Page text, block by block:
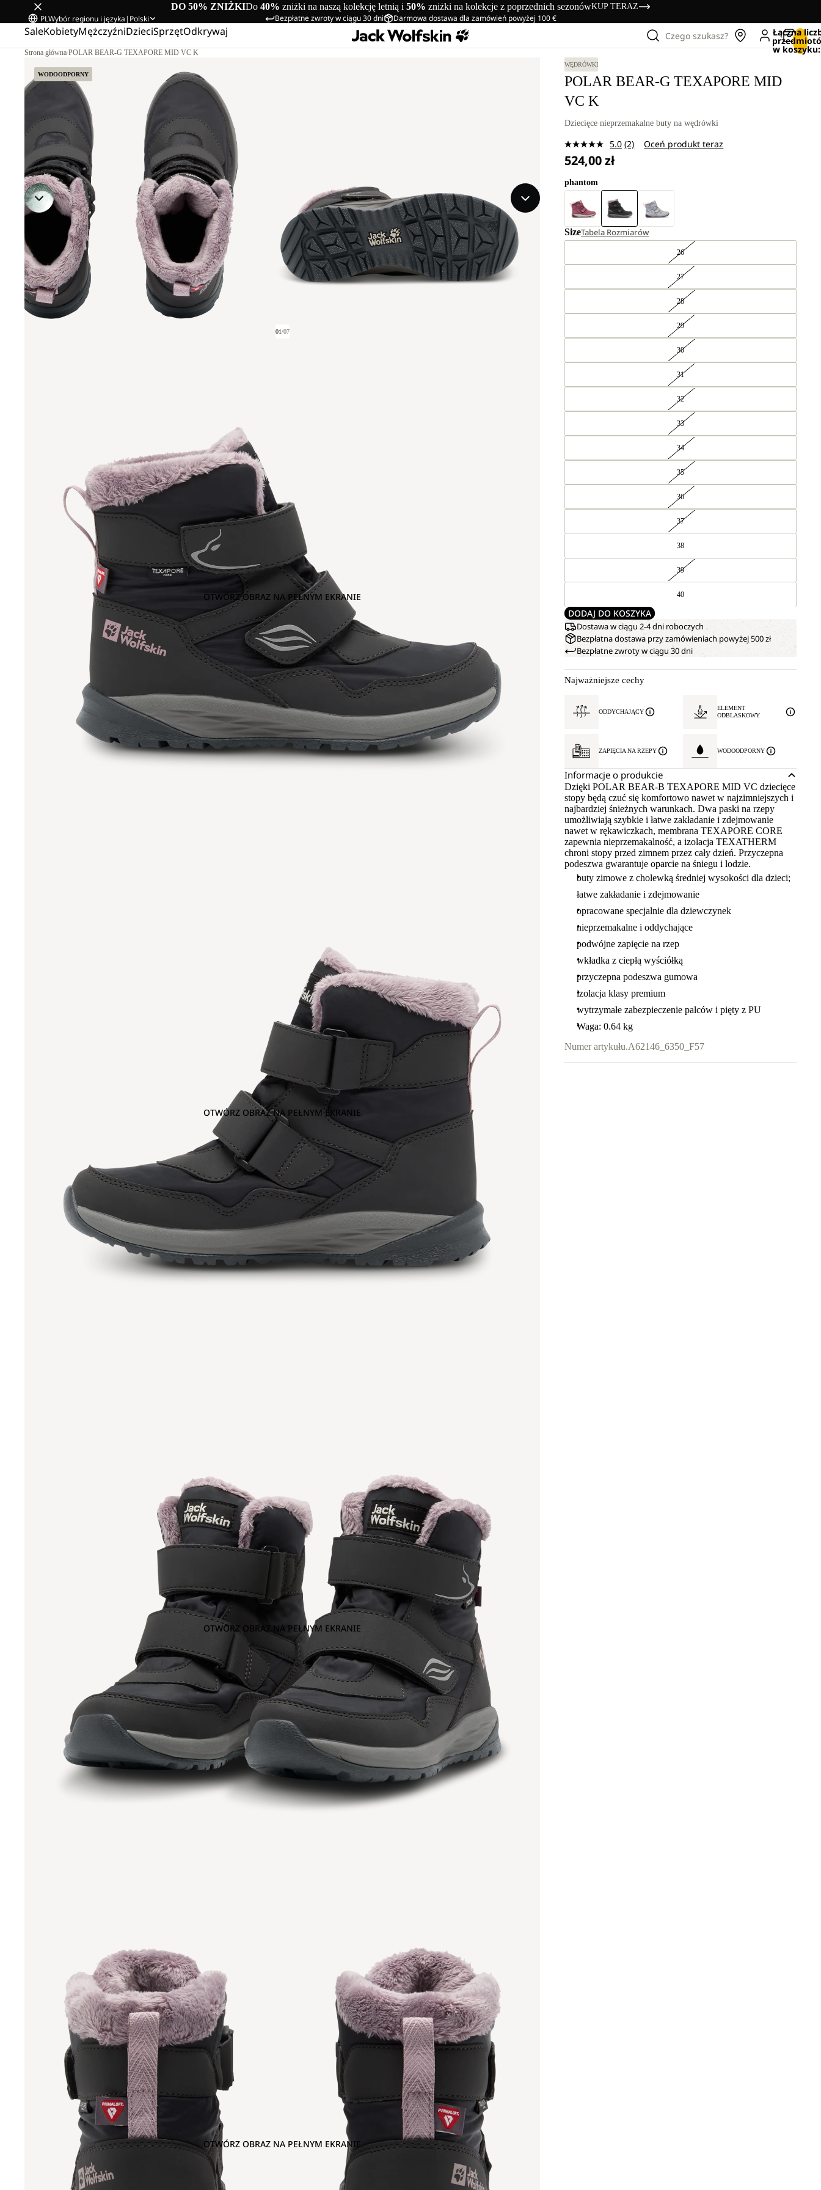
DO 50% ZNIŻKIDo 40% zniżki na naszą kolekcję letnią i 50% zniżki na kolekcje z poprzednich sezonówKUP TERAZ
Bezpłatne zwroty w ciągu 30 dni Darmowa dostawa dla zamówień powyżej 100 €
PLWybór regionu i języka| Polski
SaleKobietyMężczyźniDzieciSprzętOdkrywaj Czego szukasz? Łączna
w
Strona główna/POLAR BEAR-G TEXAPORE MID VC K
WODOODPORNY
01/07
OTWÓRZ OBRAZ NA PEŁNYM EKRANIE
OTWÓRZ OBRAZ NA PEŁNYM EKRANIE
OTWÓRZ OBRAZ NA PEŁNYM EKRANIE
OTWÓRZ OBRAZ NA PEŁNYM EKRANIE
WĘDRÓWKI
POLAR BEAR-G TEXAPORE MID
VC K
Dziecięce nieprzemakalne buty na wędrówki
5.0 Czytaj
do
samej
strony.
(2) Oceń produkt teraz
524,00 zł
phantom
SizeTabela Rozmiarów
26
27
28
29
30
31
32
33
34
35
36
37
38
39
40
DODAJ DO KOSZYKA
Dostawa w ciągu 2-4 dni roboczych
Bezpłatna dostawa przy zamówieniach powyżej 500 zł
Bezpłatne zwroty w ciągu 30 dni
Najważniejsze cechy
ODDYCHAJĄCY
ELEMENT
ODBLASKOWY
ZAPIĘCIA NA RZEPY WODOODPORNY
Informacje o produkcie
Dzięki POLAR BEAR-B TEXAPORE MID VC dziecięce
stopy będą czuć się komfortowo nawet w najzimniejszych i
najbardziej śnieżnych warunkach. Dwa paski na rzepy
umożliwiają szybkie i łatwe zakładanie i zdejmowanie
nawet w rękawiczkach, membrana TEXAPORE CORE
zapewnia nieprzemakalność, a izolacja TEXATHERM
chroni stopy przed zimnem przez cały dzień. Przyczepna
podeszwa gwarantuje oparcie na śniegu i lodzie.
buty zimowe z cholewką średniej wysokości dla dzieci;
łatwe zakładanie i zdejmowanie
opracowane specjalnie dla dziewczynek
nieprzemakalne i oddychające
podwójne zapięcie na rzep
wkładka z ciepłą wyściółką
przyczepna podeszwa gumowa
izolacja klasy premium
wytrzymałe zabezpieczenie palców i pięty z PU
Waga: 0.64 kg
Numer artykułu.A62146_6350_F57